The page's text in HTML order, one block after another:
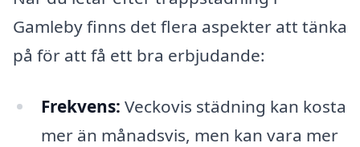
Gamleby finns det flera aspekter att tänka
på för att få ett bra erbjudande:
Frekvens: Veckovis städning kan kosta
mer än månadsvis, men kan vara mer